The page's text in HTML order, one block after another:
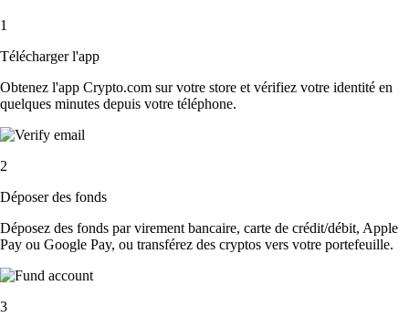
1
Télécharger l'app
Obtenez l'app Crypto.com sur votre store et vérifiez votre identité en
quelques minutes depuis votre téléphone.
2
Déposer des fonds
Déposez des fonds par virement bancaire, carte de crédit/débit, Apple
Pay ou Google Pay, ou transférez des cryptos vers votre portefeuille.
3